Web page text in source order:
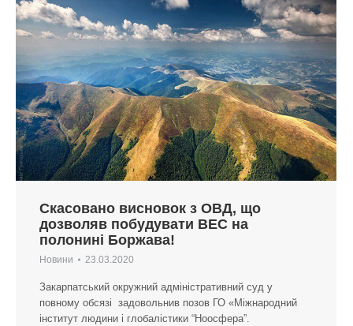
Скасовано висновок з ОВД, що
дозволяв побудувати ВЕС на
полонині Боржава!
Новини 23.03.2020
Закарпатський окружний адміністративний суд у
повному обсязі задовольнив позов ГО «Міжнародний
інститут людини і глобалістики “Ноосфера”.